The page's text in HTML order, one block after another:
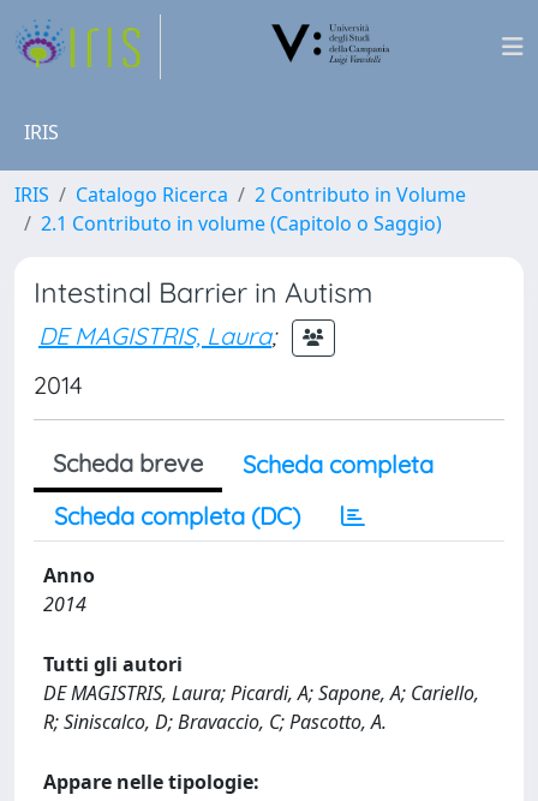
IRIS
IRIS Catalogo Ricerca
2 Contributo in Volume
2.1 Contributo in volume (Capitolo o Saggio)
Intestinal Barrier in Autism
DE MAGISTRIS, Laura;
2014
Scheda breve
Scheda completa
Scheda completa (DC)
Anno
2014
Tutti gli autori
DE MAGISTRIS, Laura; Picardi, A; Sapone, A; Cariello,
R; Siniscalco, D; Bravaccio, C; Pascotto, A.
Appare nelle tipologie: